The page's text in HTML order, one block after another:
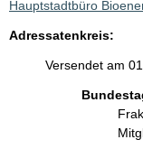
Hauptstadtbüro
Adressatenkreis:
Versendet am